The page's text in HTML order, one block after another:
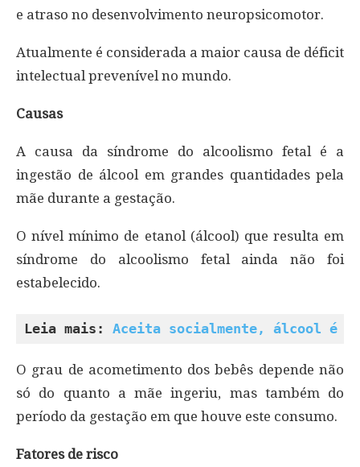
e atraso no desenvolvimento neuropsicomotor.
Atualmente é considerada a maior causa de déficit
intelectual prevenível no mundo.
Causas
A causa da síndrome do alcoolismo fetal é a
ingestão de álcool em grandes quantidades pela
mãe durante a gestação.
O nível mínimo de etanol (álcool) que resulta em
síndrome do alcoolismo fetal ainda não foi
estabelecido.
Leia mais: Aceita socialmente, álcool é a
O grau de acometimento dos bebês depende não
só do quanto a mãe ingeriu, mas também do
período da gestação em que houve este consumo.
Fatores de risco